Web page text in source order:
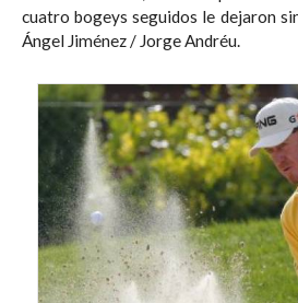
cuatro bogeys seguidos le dejaron sin el título.
Ángel Jiménez / Jorge Andréu.